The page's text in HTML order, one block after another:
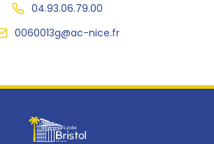
04.93.06.79.00
0060013g@ac-nice.fr